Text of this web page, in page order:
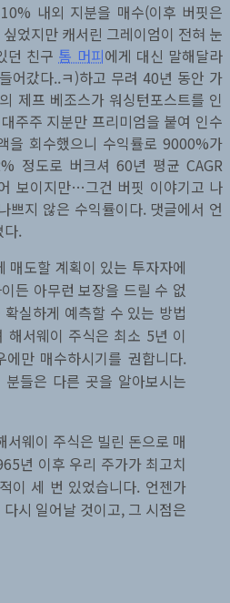
내외 지분을 매수(이후 버핏은
었지만 캐서린 그레이엄이 전혀 눈
던 친구 톰 머피에게 대신 말해달라
어갔다..ㅋ)하고 무려 40년 동안 가
제프 베조스가 워싱턴포스트를 인
주주 지분만 프리미엄을 붙여 인수
을 회수했으니 수익률로 9000%가
정도로 버크셔 60년 평균 CAGR
보이지만…그건 버핏 이야기고 나
쁘지 않은 수익률이다. 댓글에서 언
다.
매도할 계획이 있는 투자자에
든 아무런 보장을 드릴 수 없
실하게 예측할 수 있는 방법
해서웨이 주식은 최소 5년 이
만 매수하시기를 권합니다.
들은 다른 곳을 알아보시는
서웨이 주식은 빌린 돈으로 매
년 이후 우리 주가가 최고치
이 세 번 있었습니다. 언젠가
시 일어날 것이고, 그 시점은